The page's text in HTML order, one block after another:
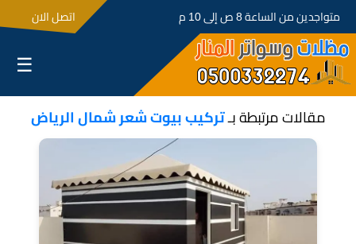
متواجدين من الساعة 8 ص إلى 10 م اتصل الان
☰
مقالات مرتبطة بـتركيب بيوت شعر شمال الرياض